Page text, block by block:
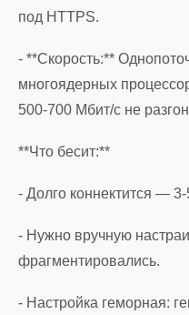
под HTTPS.
- **Скорость:**
многоядерных
500-700 Мбит/с не
**Что бесит:**
- Долго коннектится — 3-
- Нужно вручную
фрагментировались.
- Настройка геморная: